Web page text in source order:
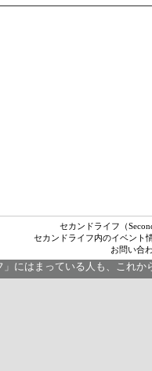
セカンドライフ（
セカンドライフ内のイベント
お問い合
にはまっている人も、これ